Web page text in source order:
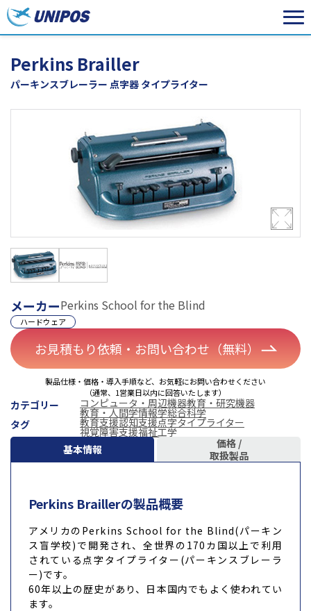
Perkins Brailler
パーキンスブレーラー 点字器 タイプライター
メーカーPerkins School for the Blind
ハードウェア
お見積もり依頼・お問い合わせ（無料）
製品仕様・価格・導入手順など、お気軽にお問い合わせください
（通常、1営業日以内に回答いたします）
カテゴリー コンピュータ・周辺機器教育・研究機器
教育・人間学情報学総合科学
タグ
教育支援認知支援点字タイプライター
視覚障害支援福祉工学
基本情報
価格 /
取扱製品
Perkins Braillerの製品概要
アメリカのPerkins School for the Blind(パーキン
ス盲学校)で開発され、全世界の170カ国以上で利用
されている点字タイプライター(パーキンスブレーラ
ー)です。
60年以上の歴史があり、日本国内でもよく使われてい
ます。